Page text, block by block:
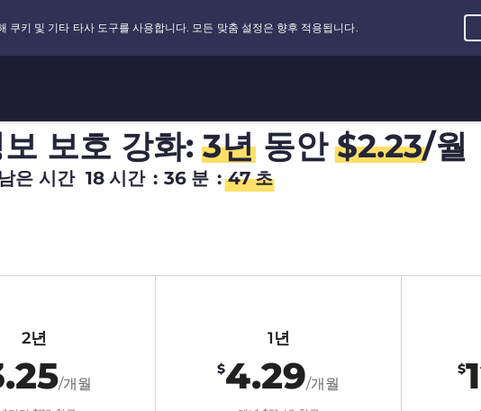
보호 강화:3년동안$2.23/월
남은 시간 18 시간 : 36 분 : 46 초
2년
/개월
1년
$4.29/개월
$